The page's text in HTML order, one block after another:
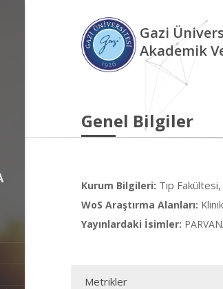
Gazi
Akademik
Genel Bilgiler
Kurum Bilgileri: Tıp Fakültesi,
WoS Araştırma Alanları:
Yayınlardaki İsimler:
Metrikler